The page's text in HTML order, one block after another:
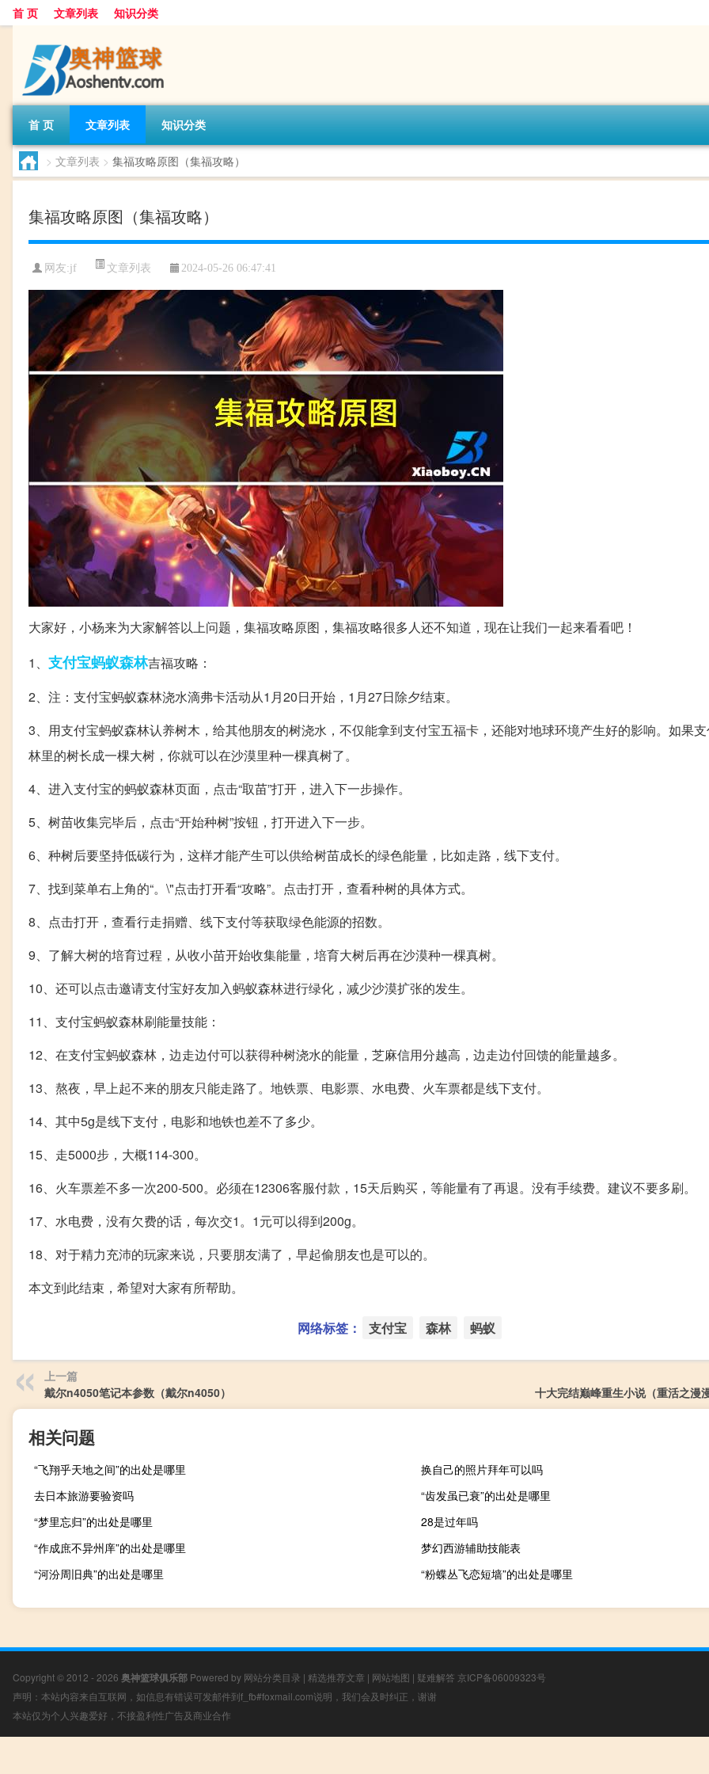
首 页 文章列表 知识分类
首 页 文章列表 知识分类
> 文章列表 > 集福攻略原图（集福攻略）
集福攻略原图（集福攻略）
网友:jf 文章列表 2024-05-26 06:47:41
大家好，小杨来为大家解答以上问题，集福攻略原图，集福攻略很多人还不知道，现在让我们一起来看看吧！
1、 支付宝蚂蚁森林吉福攻略：
2、注：支付宝蚂蚁森林浇水滴弗卡活动从1月20日开始，1月27日除夕结束。
3、用支付宝蚂蚁森林认养树木，给其他朋友的树浇水，不仅能拿到支付宝五福卡，还能对地球环境产生好的影响。如果
林里的树长成一棵大树，你就可以在沙漠里种一棵真树了。
4、进入支付宝的蚂蚁森林页面，点击“取苗”打开，进入下一步操作。
5、树苗收集完毕后，点击“开始种树”按钮，打开进入下一步。
6、种树后要坚持低碳行为，这样才能产生可以供给树苗成长的绿色能量，比如走路，线下支付。
7、找到菜单右上角的“。\"点击打开看“攻略”。点击打开，查看种树的具体方式。
8、点击打开，查看行走捐赠、线下支付等获取绿色能源的招数。
9、了解大树的培育过程，从收小苗开始收集能量，培育大树后再在沙漠种一棵真树。
10、还可以点击邀请支付宝好友加入蚂蚁森林进行绿化，减少沙漠扩张的发生。
11、支付宝蚂蚁森林刷能量技能：
12、在支付宝蚂蚁森林，边走边付可以获得种树浇水的能量，芝麻信用分越高，边走边付回馈的能量越多。
13、熬夜，早上起不来的朋友只能走路了。地铁票、电影票、水电费、火车票都是线下支付。
14、其中5g是线下支付，电影和地铁也差不了多少。
15、走5000步，大概114-300。
16、火车票差不多一次200-500。必须在12306客服付款，15天后购买，等能量有了再退。没有手续费。建议不要多刷。
17、水电费，没有欠费的话，每次交1。1元可以得到200g。
18、对于精力充沛的玩家来说，只要朋友满了，早起偷朋友也是可以的。
本文到此结束，希望对大家有所帮助。
网络标签： 支付宝 森林 蚂蚁
上一篇
戴尔n4050笔记本参数（戴尔n4050）
十大完结巅峰重生小说（重活之漫
相关问题
“飞翔乎天地之间”的出处是哪里
换自己的照片拜年可以吗
去日本旅游要验资吗
“齿发虽已衰”的出处是哪里
“梦里忘归”的出处是哪里
28是过年吗
“作成庶不异州庠”的出处是哪里
梦幻西游辅助技能表
“河汾周旧典”的出处是哪里
“粉蝶丛飞恋短墙”的出处是哪里
Copyright © 2012 - 2026 奥神篮球俱乐部 Powered by 网站分类目录 | 精选推荐文章 | 网站地图 | 疑难解答 京ICP备06009323号
声明：本站内容来自互联网，如信息有错误可发邮件到f_fb#foxmail.com说明，我们会及时纠正，谢谢
本站仅为个人兴趣爱好，不接盈利性广告及商业合作